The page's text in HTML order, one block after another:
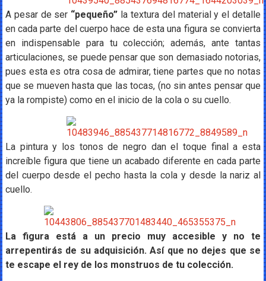
A pesar de ser “pequeño” la textura del material y el detalle
en cada parte del cuerpo hace de esta una figura se convierta
en indispensable para tu colección; además, ante tantas
articulaciones, se puede pensar que son demasiado notorias,
pues esta es otra cosa de admirar, tiene partes que no notas
que se mueven hasta que las tocas, (no sin antes pensar que
ya la rompiste) como en el inicio de la cola o su cuello.
La pintura y los tonos de negro dan el toque final a esta
increíble figura que tiene un acabado diferente en cada parte
del cuerpo desde el pecho hasta la cola y desde la nariz al
cuello.
La figura está a un precio muy accesible y no te
arrepentirás de su adquisición. Así que no dejes que se
te escape el rey de los monstruos de tu colección.